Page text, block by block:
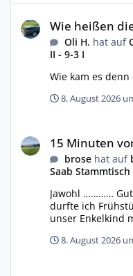
Wie heißen
Oli H. hat auf
II - 9-3 I
Wie kam es denn
8. August 2026
15 Minuten
brosehat auf
Saab Stammtisch
Jawohl ………… Guten Morgen …… Heute Morgen
durfte ich
unser Enkelkind
8. August 2026